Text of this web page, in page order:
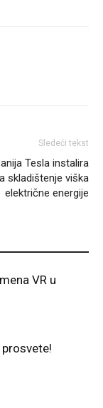
Sledeći tekst
Tesla instalira
skladištenje viška
električne energije
VR u